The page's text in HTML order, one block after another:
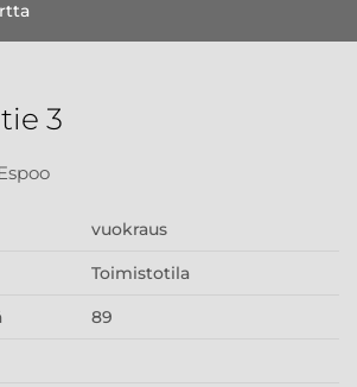
3
vuokraus
Toimistotila
89